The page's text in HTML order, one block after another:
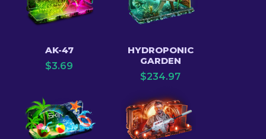
AK-47
$3.69
HYDROPONIC
GARDEN
$234.97